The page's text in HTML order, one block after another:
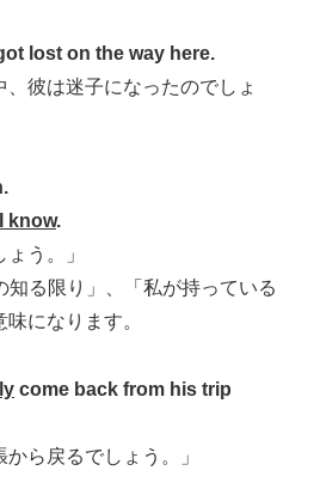
lost on the way here.
、彼は迷子になったのでしょ
know.
う。」
知る限り」、「私が持っている
になります。
come back from his trip
から戻るでしょう。」